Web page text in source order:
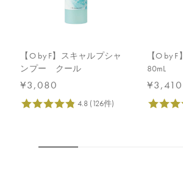
【O by F】スキャルプシャ
ンプー クール
¥3,080
【O by
80mL
¥3,410